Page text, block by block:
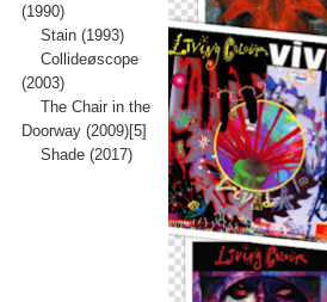
(1990)
Stain (1993)
Collideøscope
(2003)
The Chair in the
Doorway (2009)[5]
Shade (2017)